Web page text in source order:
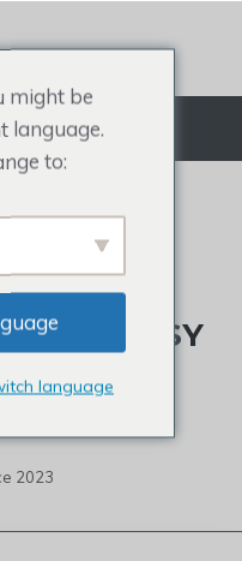
VLASY
2023
might be
language.
to:
language